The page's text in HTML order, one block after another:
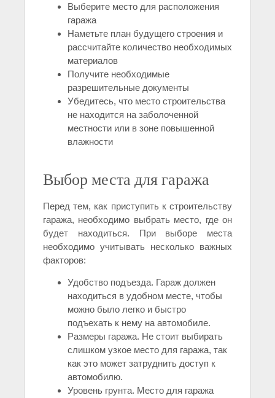
Выберите место для расположения
гаража
Наметьте план будущего строения и
рассчитайте количество необходимых
материалов
Получите необходимые
разрешительные документы
Убедитесь, что место строительства
не находится на заболоченной
местности или в зоне повышенной
влажности
Выбор места для гаража
Перед тем, как приступить к строительству
гаража, необходимо выбрать место, где он
будет находиться. При выборе места
необходимо учитывать несколько важных
факторов:
Удобство подъезда. Гараж должен
находиться в удобном месте, чтобы
можно было легко и быстро
подъехать к нему на автомобиле.
Размеры гаража. Не стоит выбирать
слишком узкое место для гаража, так
как это может затруднить доступ к
автомобилю.
Уровень грунта. Место для гаража